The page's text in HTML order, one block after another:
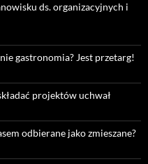
ds. organizacyjnych i
gastronomia? Jest przetarg!
projektów uchwał
odbierane jako zmieszane?